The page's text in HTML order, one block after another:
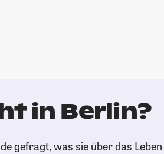
in Berlin?
gefragt, was sie über das